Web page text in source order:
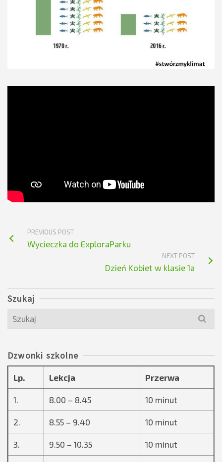
PREVIOUS POST
Wycieczka do ExploraParku
NEXT POST
Dzień Kobiet w klasie 1a
Szukaj
Search
Dzwonki szkolne
Lp. Lekcja Przerwa
1. 8.00 – 8.45 10 minut
2. 8.55 – 9.40 10 minut
3. 9.50 – 10.35 10 minut